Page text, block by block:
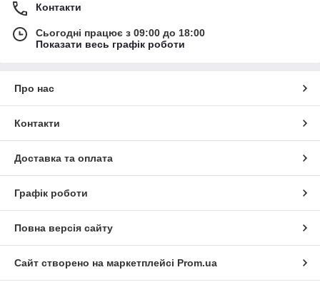
Контакти
Сьогодні працює з 09:00 до 18:00
Показати весь графік роботи
Про нас
Контакти
Доставка та оплата
Графік роботи
Повна версія сайту
Сайт створено на маркетплейсі Prom.ua